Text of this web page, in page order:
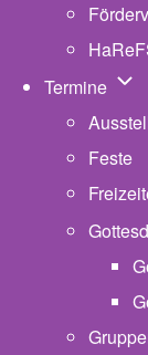
Termine
Feste